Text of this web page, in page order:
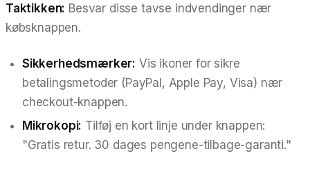
Taktikken: Besvar disse tavse indvendinger nær
købsknappen.
Sikkerhedsmærker: Vis ikoner for sikre
betalingsmetoder (PayPal, Apple Pay, Visa) nær
checkout-knappen.
Mikrokopi: Tilføj en kort linje under knappen:
"Gratis retur. 30 dages pengene-tilbage-garanti."